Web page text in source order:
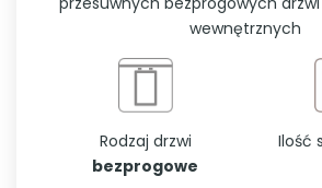
wewnętrznych
Rodzaj drzwi
bezprogowe
Ilość